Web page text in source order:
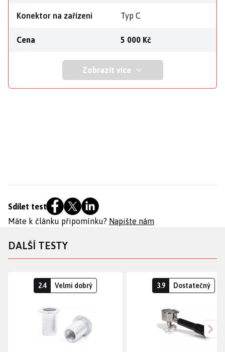
Konektor na zařízení Typ C
Cena 5 000 Kč
Zobrazit více
Sdílet test
Máte k článku připomínku? Napište nám
DALŠÍ TESTY
2.4 Velmi dobrý 3.9 Dostatečný